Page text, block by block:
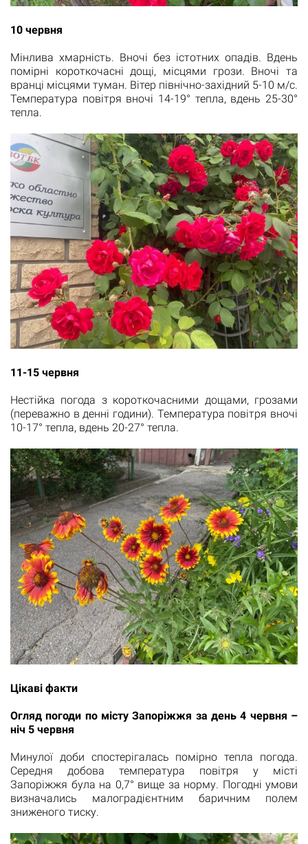
10 червня
Мінлива хмарність. Вночі без істотних опадів. Вдень
помірні короткочасні дощі, місцями грози. Вночі та
вранці місцями туман. Вітер північно-західний 5-10 м/с.
Температура повітря вночі 14-19° тепла, вдень 25-30°
тепла.
11-15 червня
Нестійка погода з короткочасними дощами, грозами
(переважно в денні години). Температура повітря вночі
10-17° тепла, вдень 20-27° тепла.
Цікаві факти
Огляд погоди по місту Запоріжжя за день 4 червня –
ніч 5 червня
Минулої доби спостерігалась помірно тепла погода.
Середня добова температура повітря у місті
Запоріжжя була на 0,7° вище за норму. Погодні умови
визначались малоградієнтним баричним полем
зниженого тиску.